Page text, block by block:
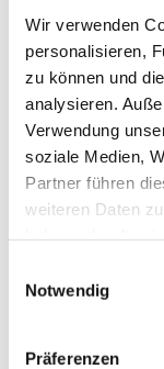
Wir verwenden
personalisieren,
zu können und
analysieren.
Verwendung
soziale Medien,
Partner führen
weiteren Daten
Notwendig
Präferenzen